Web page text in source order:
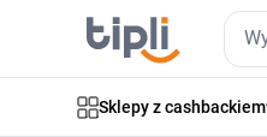
Sklepy z cashbackiem